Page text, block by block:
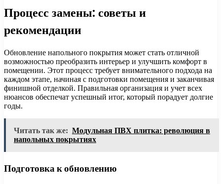
Процесс замены: советы и
рекомендации
Обновление напольного покрытия может стать отличной
возможностью преобразить интерьер и улучшить комфорт в
помещении. Этот процесс требует внимательного подхода на
каждом этапе, начиная с подготовки помещения и заканчивая
финишной отделкой. Правильная организация и учет всех
нюансов обеспечат успешный итог, который порадует долгие
годы.
Читать так же: Модульная ПВХ плитка: революция в
напольных покрытиях
Подготовка к обновлению